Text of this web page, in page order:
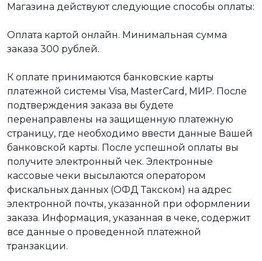
Магазина действуют следующие способы оплаты:
Оплата картой онлайн. Минимальная сумма
заказа 300 рублей.
К оплате принимаются банковские карты
платежной системы Visa, MasterCard, МИР. После
подтверждения заказа вы будете
перенаправлены на защищенную платежную
страницу, где необходимо ввести данные Вашей
банковской карты. После успешной оплаты вы
получите электронный чек. Электронные
кассовые чеки высылаются оператором
фискальных данных (ОФД Такском) на адрес
электронной почты, указанной при оформлении
заказа. Информация, указанная в чеке, содержит
все данные о проведенной платежной
транзакции.